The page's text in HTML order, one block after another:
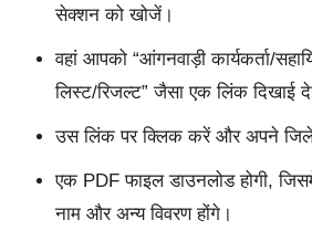
सेक्शन को खोजें।
वहां आपको “आंगनवाड़ी कार्यकर्ता/
लिस्ट/रिजल्ट” जैसा एक लिंक दिखाई
उस लिंक पर क्लिक करें और अपने
एक PDF फाइल डाउनलोड होगी,
नाम और अन्य विवरण होंगे।